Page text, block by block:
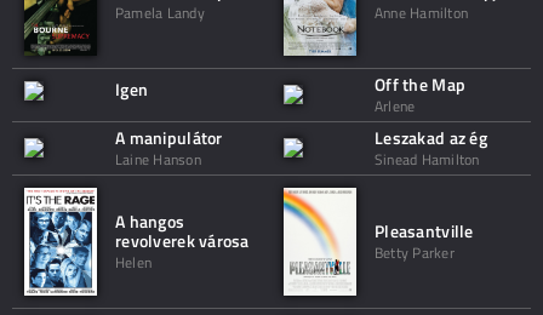
Pamela Landy Anne Hamilton
Igen Off the Map
Arlene
A manipulátor
Laine Hanson
Leszakad az ég
Sinead Hamilton
A hangos
revolverek városa
Helen
Pleasantville
Betty Parker